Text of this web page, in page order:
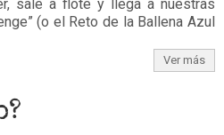
sale a flote y llega a nuestras
(o el Reto de la Ballena Azul
Ver más